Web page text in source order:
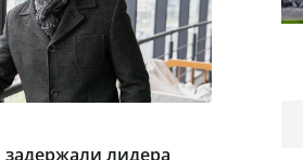
задержали лидера